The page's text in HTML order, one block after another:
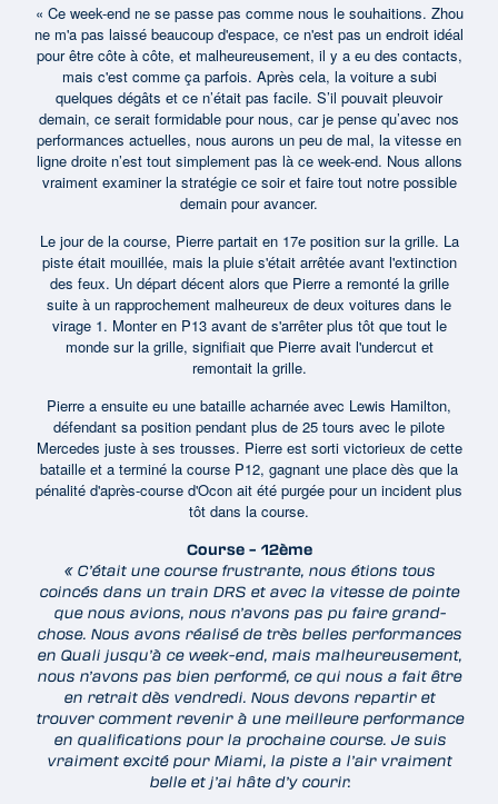
« Ce week-end ne se passe pas comme nous le souhaitions. Zhou
ne m'a pas laissé beaucoup d'espace, ce n'est pas un endroit idéal
pour être côte à côte, et malheureusement, il y a eu des contacts,
mais c'est comme ça parfois. Après cela, la voiture a subi
quelques dégâts et ce n’était pas facile. S’il pouvait pleuvoir
demain, ce serait formidable pour nous, car je pense qu’avec nos
performances actuelles, nous aurons un peu de mal, la vitesse en
ligne droite n’est tout simplement pas là ce week-end. Nous allons
vraiment examiner la stratégie ce soir et faire tout notre possible
demain pour avancer.
Le jour de la course, Pierre partait en 17e position sur la grille. La
piste était mouillée, mais la pluie s'était arrêtée avant l'extinction
des feux. Un départ décent alors que Pierre a remonté la grille
suite à un rapprochement malheureux de deux voitures dans le
virage 1. Monter en P13 avant de s'arrêter plus tôt que tout le
monde sur la grille, signifiait que Pierre avait l'undercut et
remontait la grille.
Pierre a ensuite eu une bataille acharnée avec Lewis Hamilton,
défendant sa position pendant plus de 25 tours avec le pilote
Mercedes juste à ses trousses. Pierre est sorti victorieux de cette
bataille et a terminé la course P12, gagnant une place dès que la
pénalité d'après-course d'Ocon ait été purgée pour un incident plus
tôt dans la course.
Course – 12ème
« C’était une course frustrante, nous étions tous
coincés dans un train DRS et avec la vitesse de pointe
que nous avions, nous n’avons pas pu faire grand-
chose. Nous avons réalisé de très belles performances
en Quali jusqu’à ce week-end, mais malheureusement,
nous n’avons pas bien performé, ce qui nous a fait être
en retrait dès vendredi. Nous devons repartir et
trouver comment revenir à une meilleure performance
en qualifications pour la prochaine course. Je suis
vraiment excité pour Miami, la piste a l’air vraiment
belle et j’ai hâte d’y courir.